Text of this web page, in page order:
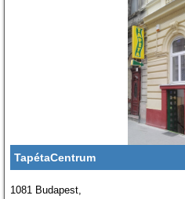
TapétaCentrum
1081 Budapest,